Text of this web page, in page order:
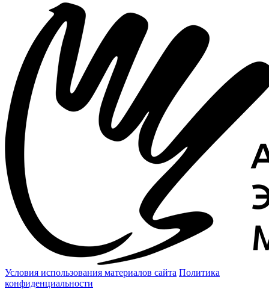
Условия использования материалов сайта Политика
конфиденциальности